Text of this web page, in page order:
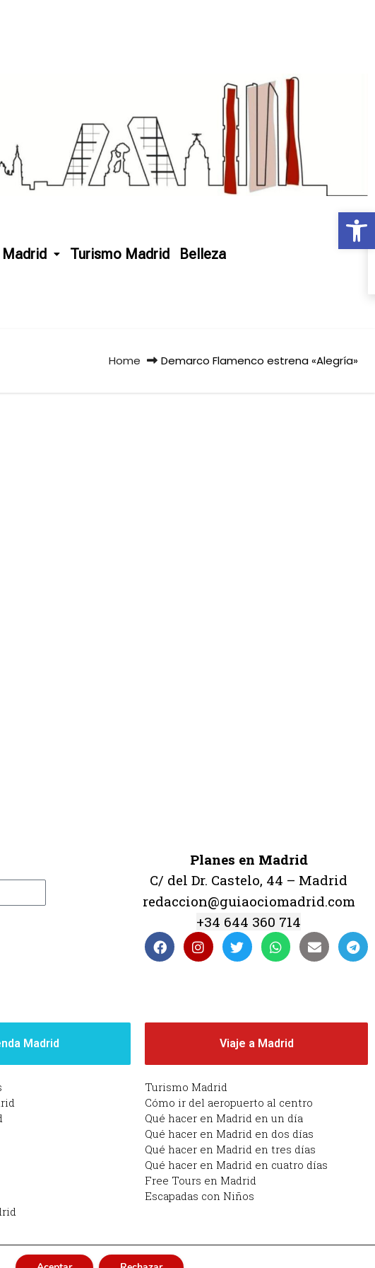
Madrid Turismo Madrid Belleza
Home Demarco Flamenco estrena «Alegría»
Planes en Madrid
C/ del Dr. Castelo, 44 – Madrid
redaccion@guiaociomadrid.com
+34 644 360 714
Madrid Viaje a Madrid
Turismo Madrid
Cómo ir del aeropuerto al centro
Qué hacer en Madrid en un día
Qué hacer en Madrid en dos días
Qué hacer en Madrid en tres días
Qué hacer en Madrid en cuatro días
Free Tours en Madrid
Escapadas con Niños